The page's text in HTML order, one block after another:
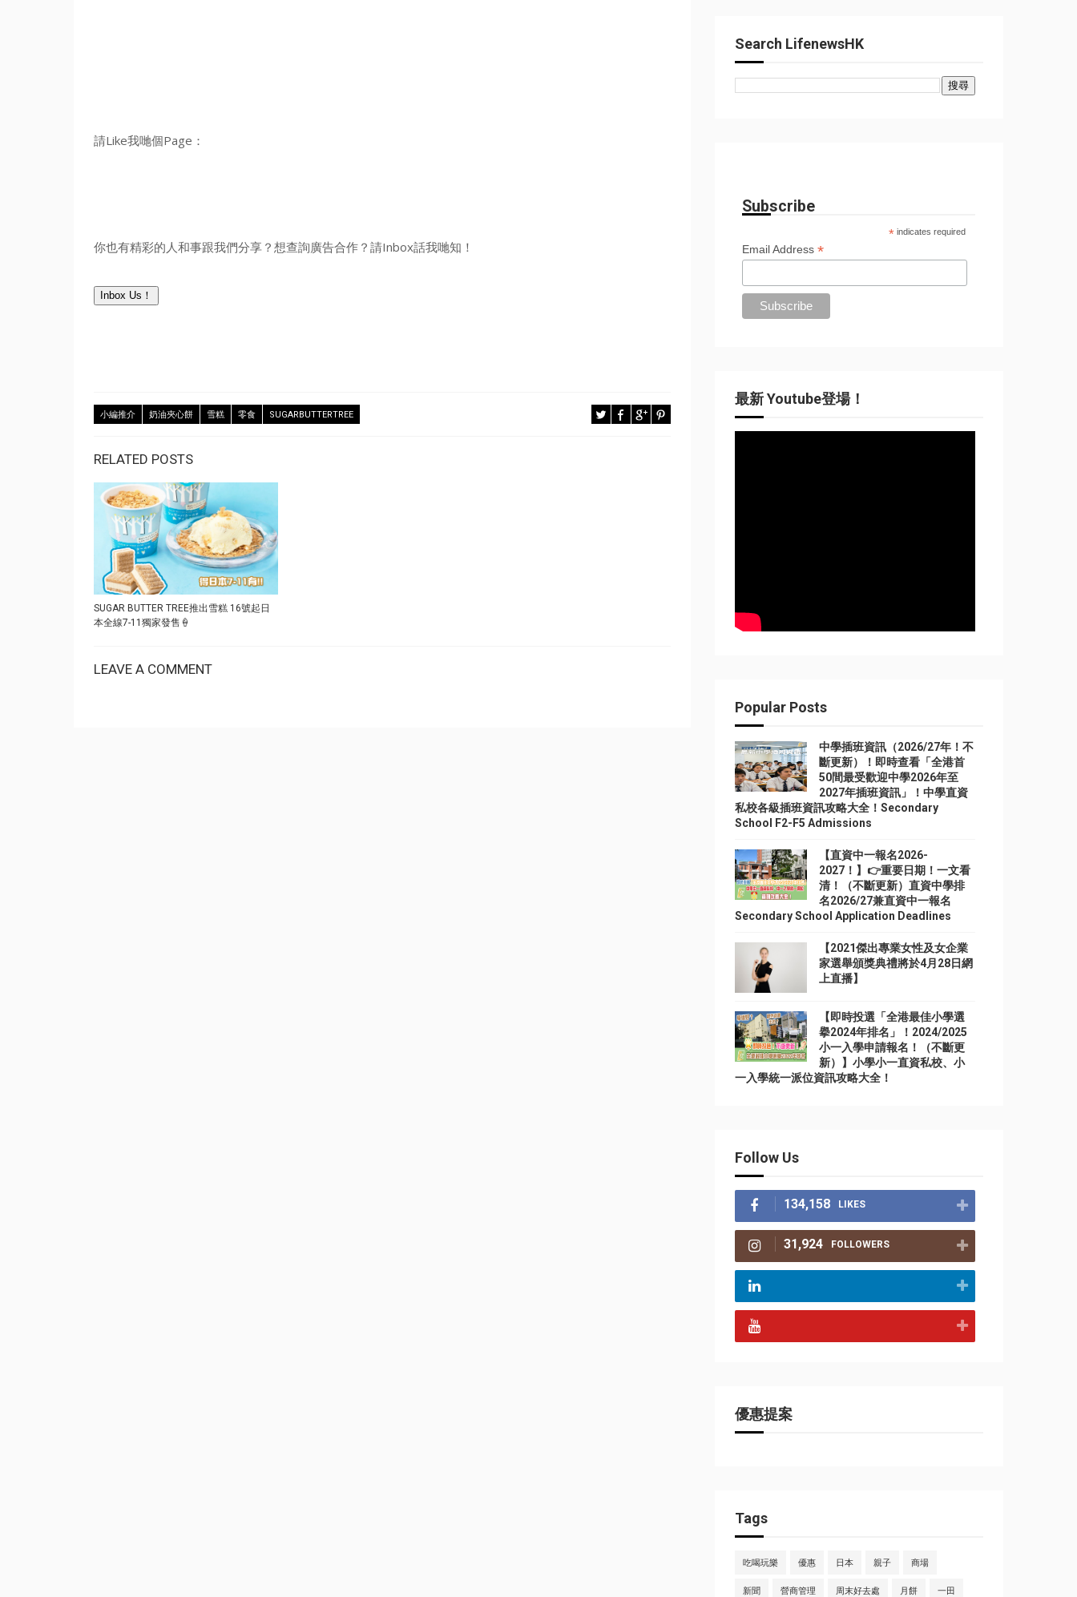
請Like我哋個Page：
你也有精彩的人和事跟我們分享？想查詢廣告合作？請Inbox話我哋知！
Inbox Us！
小編推介 奶油夾心餅 雪糕 零食 SUGARBUTTERTREE
RELATED POSTS
SUGAR BUTTER TREE推出雪糕 16號起日
本全線7-11獨家發售🍦
LEAVE A COMMENT
Search LifenewsHK
Subscribe
* indicates required
Email Address *
最新 Youtube登場！
Popular Posts
中學插班資訊（2026/27年！不
斷更新）！即時查看「全港首
50間最受歡迎中學2026年至
2027年插班資訊」！中學直資
私校各級插班資訊攻略大全！Secondary
School F2-F5 Admissions
【直資中一報名2026-
2027！】👉重要日期！一文看
清！（不斷更新）直資中學排
名2026/27兼直資中一報名
Secondary School Application Deadlines
【2021傑出專業女性及女企業
家選舉頒獎典禮將於4月28日網
上直播】
【即時投選「全港最佳小學選
擧2024年排名」！2024/2025
小一入學申請報名！（不斷更
新）】小學小一直資私校、小
一入學統一派位資訊攻略大全！
Follow Us
134,158 LIKES
31,924 FOLLOWERS
優惠提案
Tags
吃喝玩樂 優惠 日本 親子 商場
新聞 營商管理 周末好去處 月餅 一田